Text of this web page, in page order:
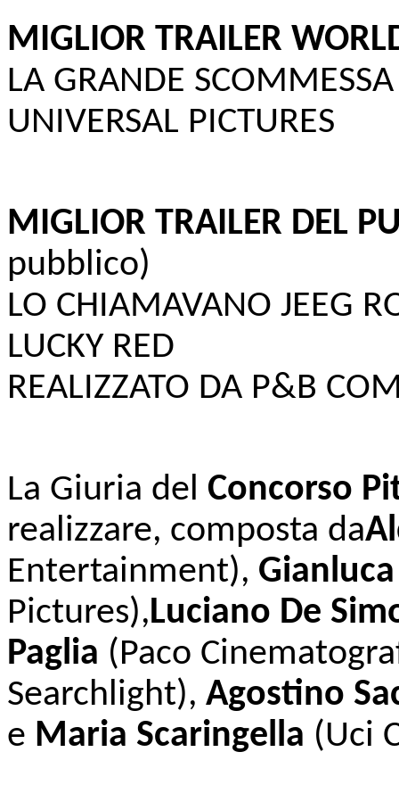
MIGLIOR TRAILER
LA GRANDE SCOMMESSA
UNIVERSAL PICTURES
MIGLIOR TRAILER DEL
pubblico)
LO CHIAMAVANO JEEG
LUCKY RED
REALIZZATO DA P&B
La Giuria del Concorso
realizzare, composta da
Entertainment),
Pictures),Luciano De
Paglia (Paco
Searchlight), Agostino
e Maria Scaringella (Uci